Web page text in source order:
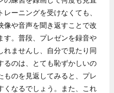
ーニングを受けなくても、
像や音声を聞き返すことで改
す。普段、プレゼンを録音や
れませんし、自分で見たり同
るのは、とても恥ずかしいの
ものを見返してみると、プレ
くなるでしょう。また、これ